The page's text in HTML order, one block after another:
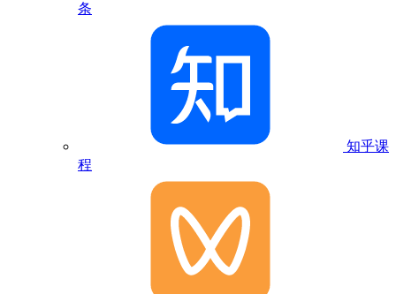
条
知乎课
程